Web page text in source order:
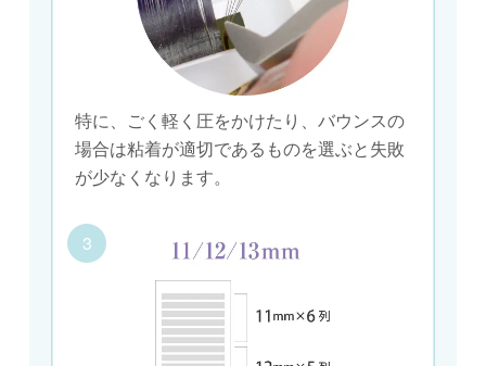
特に、ごく軽く圧をかけたり、バウンスの
場合は粘着が適切であるものを選ぶと失敗
が少なくなります。
3